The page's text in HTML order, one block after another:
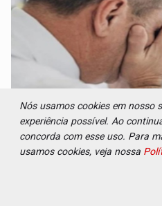
LUDOPATIA: Apostas
produtividade e rotina
Entre os sinais de alerta estão
Nós usamos cookies em nosso
experiência possível. Ao
concorda com esse uso. Para
usamos cookies, veja nossa